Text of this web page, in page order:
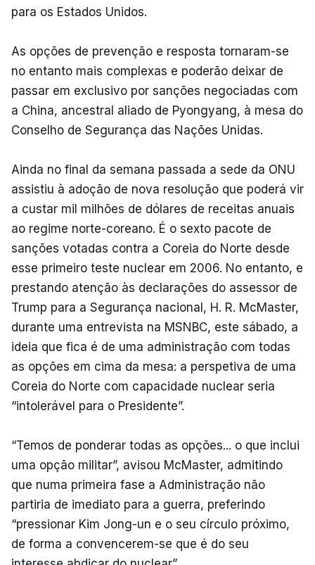
para os Estados Unidos.
As opções de prevenção e resposta tornaram-se
no entanto mais complexas e poderão deixar de
passar em exclusivo por sanções negociadas com
a China, ancestral aliado de Pyongyang, à mesa do
Conselho de Segurança das Nações Unidas.
Ainda no final da semana passada a sede da ONU
assistiu à adoção de nova resolução que poderá vir
a custar mil milhões de dólares de receitas anuais
ao regime norte-coreano. É o sexto pacote de
sanções votadas contra a Coreia do Norte desde
esse primeiro teste nuclear em 2006. No entanto, e
prestando atenção às declarações do assessor de
Trump para a Segurança nacional, H. R. McMaster,
durante uma entrevista na MSNBC, este sábado, a
ideia que fica é de uma administração com todas
as opções em cima da mesa: a perspetiva de uma
Coreia do Norte com capacidade nuclear seria
“intolerável para o Presidente”.
“Temos de ponderar todas as opções... o que inclui
uma opção militar”, avisou McMaster, admitindo
que numa primeira fase a Administração não
partiria de imediato para a guerra, preferindo
“pressionar Kim Jong-un e o seu círculo próximo,
de forma a convencerem-se que é do seu